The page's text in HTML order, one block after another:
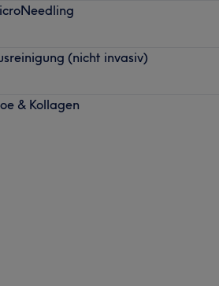
(nicht invasiv)
& Kollagen